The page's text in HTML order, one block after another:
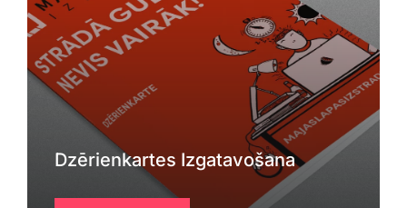
Dzērienkartes Izgatavošana